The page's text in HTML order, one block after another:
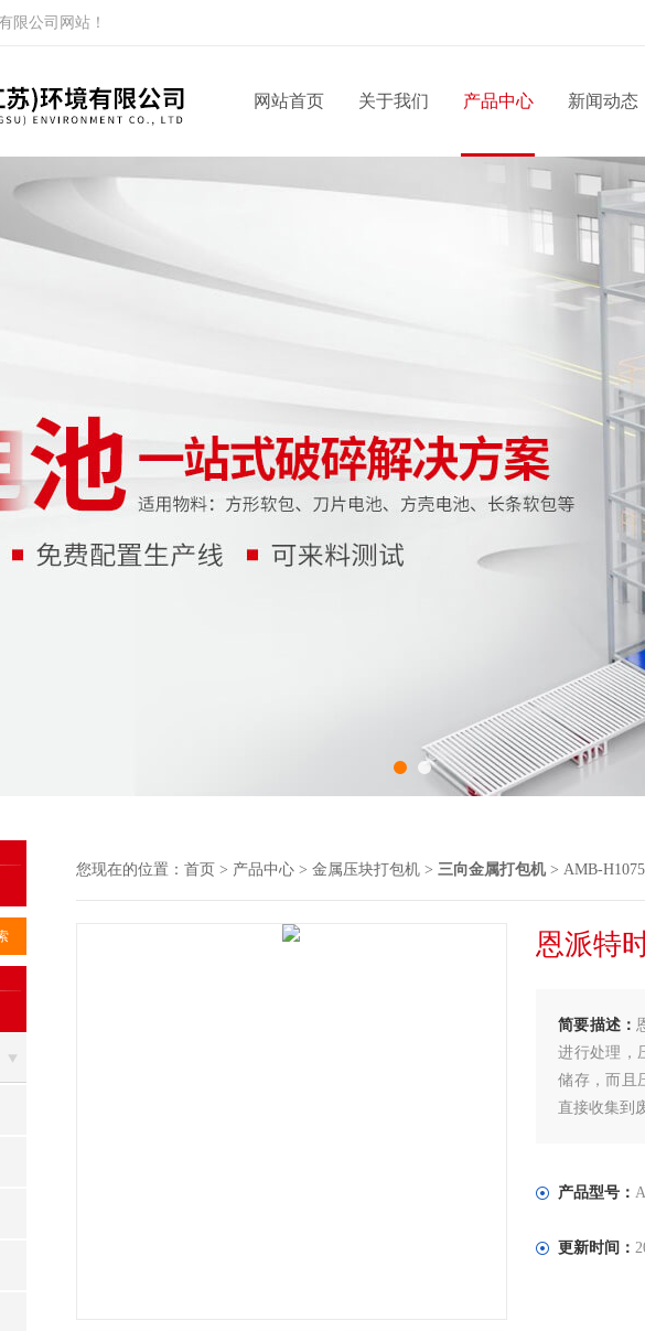
限公司网站！
网站首页 关于我们 产品中心 新闻动态
您现在的位置： 首页 > 产品中心 > 金属压块打包机 > 三向金属打包机> AMB-
恩派特
简要描述：
进行处理，
储存，而且
直接收集到
产品型号：
更新时间：